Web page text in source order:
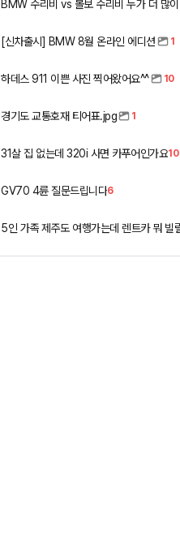
[신차출시] BMW 8월 온라인 에디션 1
하데스 911 이쁜 사진 찍어왔어요^^ 10
경기도 교통호재 티어표.jpg 1
31살 집 없는데 320i 사면 카푸어인가요10
GV70 4륜 질문드립니다6